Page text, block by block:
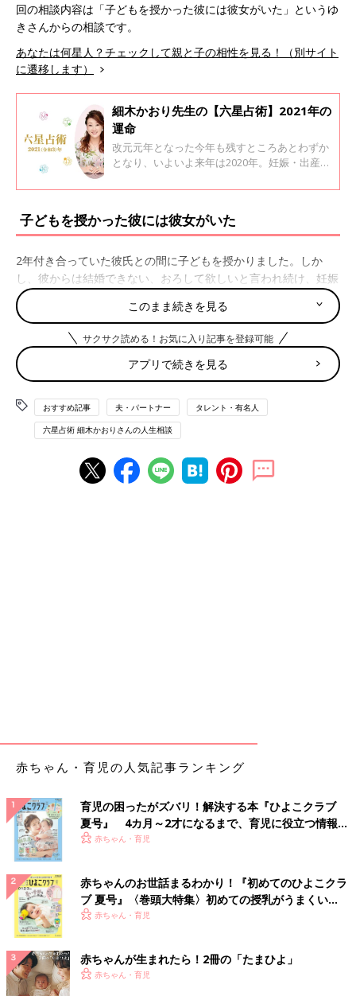
回の相談内容は「子どもを授かった彼には彼女がいた」というゆ
きさんからの相談です。
あなたは何星人？チェックして親と子の相性を見る！（別サイト
に遷移します）
細木かおり先生の【六星占術】2021年の
運命
改元元年となった今年も残すところあとわずか
となり、いよいよ来年は2020年。妊娠・出産や
ないでしょうか。 今回、六星占術で有名な細木
か運命星ごとに教えてもらいました。
子どもを授かった彼には彼女がいた
2年付き合っていた彼氏との間に子どもを授かりました。しか
し、彼からは結婚できない、おろして欲しいと言われ続け、妊娠
が分かってから1ヶ月後に彼には結婚を前提に同棲している彼女
がいることを知り、彼女と結婚するので、私とは結婚できないと
言われています。来月には安定期になります。出来れば、彼と結
婚し子どもを育てていきたいです。彼の気持ちは変わるでしょう
か。また、未婚でシングルマザーとなったとき、私は子どもを幸
せにすることが出来るでしょうか。
（ゆき：女性）
相談者 火星人＋霊合星人
おなかの子の父親である彼と、結婚し一緒に子育てをしていきた
いというあなたの気持ちもよくわかります。しかし、よく考えて
みてください。彼はあなたに対し、これほどにもひどい仕打ちが
できる人なのです。仮にそんな彼と一緒になったとしても、あな
たが心から幸せに過ごせる保証はどこにもないのです。
ですから、まずは、こんなひどいことをする彼のことは忘れ、誰
もがうらやむほど幸せになってやるくらいの強い気持ちを持って
いただきたいと思います。未婚でシングルマザーになり、お子さ
んを幸せにすることができるかはあなたの「心」次第です。過去
を変えることはできませんが、この先の未来はいかようにも変わ
ります。自分を責めず前向きな心で生まれてくるお子さんにたっ
ぷりと愛情を注いであげてください。幸い、あなたの運気は、来
年から三年間ぐんぐん上昇していきます。授かった命に感謝し、
あなたとお子さんの幸せな人生を切り開いて行ってください。
このまま続きを見る
サクサク読める！お気に入り記事を登録可能
アプリで続きを見る
おすすめ記事 夫・パートナー タレント・有名人
六星占術 細木かおりさんの人生相談
赤ちゃん・育児の人気記事ランキング
育児の困ったがズバリ！解決する本『ひよこクラブ
夏号』 4カ月～2才になるまで、育児に役立つ情報が
いっぱい！
赤ちゃん・育児
赤ちゃんのお世話まるわかり！『初めてのひよこクラ
ブ 夏号』〈巻頭大特集〉初めての授乳がうまくい
く！ おっぱい・ミルクの基本と夏のトラブル 解決テ
赤ちゃん・育児
赤ちゃんが生まれたら！2冊の「たまひよ」
赤ちゃん・育児